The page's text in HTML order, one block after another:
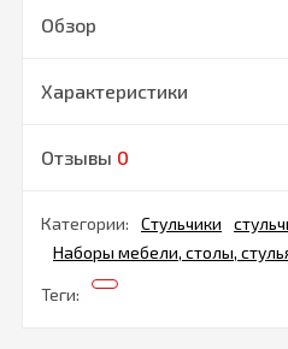
Обзор
Характеристики
Отзывы 0
Категории: Стульчики
Наборы мебели, столы,
Теги: